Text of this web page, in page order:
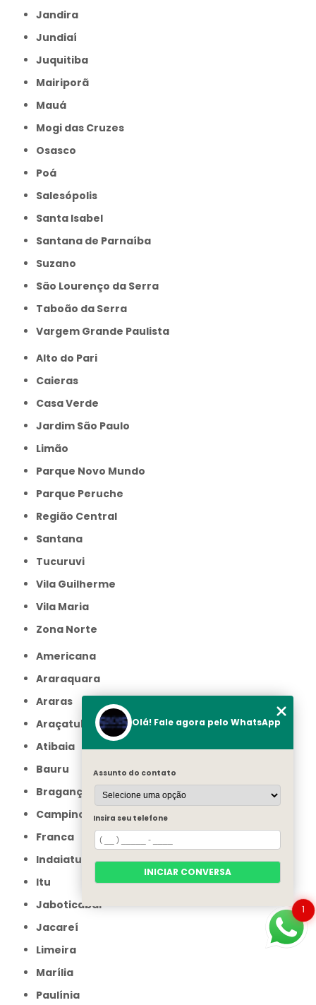
Jandira
Jundiaí
Juquitiba
Mairiporã
Mauá
Mogi das Cruzes
Osasco
Poá
Salesópolis
Santa Isabel
Santana de Parnaíba
Suzano
São Lourenço da Serra
Taboão da Serra
Vargem Grande Paulista
Alto do Pari
Caieras
Casa Verde
Jardim São Paulo
Limão
Parque Novo Mundo
Parque Peruche
Região Central
Santana
Tucuruvi
Vila Guilherme
Vila Maria
Zona Norte
Americana
Araraquara
Araras
Araçatuba
Atibaia
Bauru
Bragança Paulista
Campinas
Franca
Indaiatuba
Itu
Jaboticabal
Jacareí
Limeira
Marília
Paulínia
1
Olá! Fale agora pelo WhatsApp
Assunto do contato
Insira seu telefone
INICIAR CONVERSA